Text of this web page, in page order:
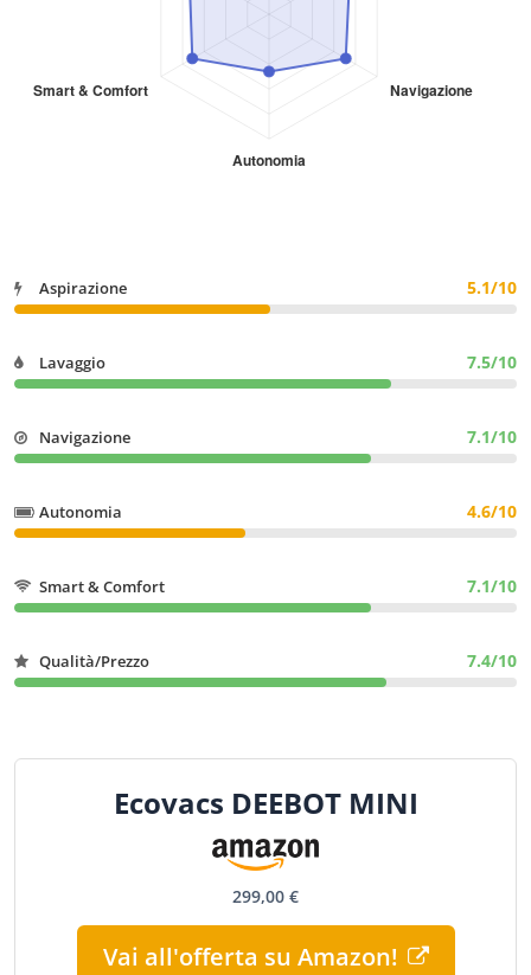
Aspirazione 5.1/10
Lavaggio 7.5/10
Navigazione 7.1/10
Autonomia 4.6/10
Smart & Comfort 7.1/10
Qualità/Prezzo 7.4/10
Ecovacs DEEBOT MINI
299,00 €
Vai all'offerta su Amazon!